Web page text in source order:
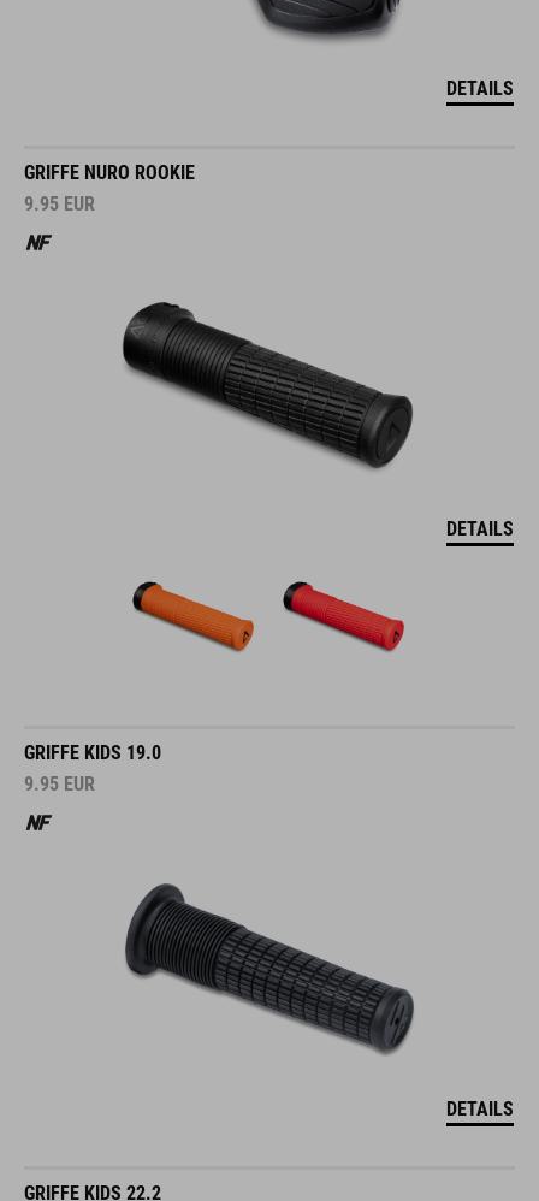
DETAILS
GRIFFE NURO ROOKIE
9.95 EUR
DETAILS
GRIFFE KIDS 19.0
9.95 EUR
DETAILS
GRIFFE KIDS 22.2